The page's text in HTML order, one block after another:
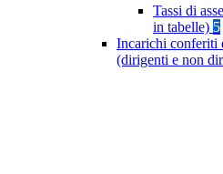
Tassi di
in tabelle) 5
Incarichi conferiti
(dirigenti e non